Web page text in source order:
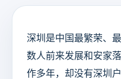
深圳是中国最繁荣、
数人前来发展和安家
作多年，却没有深圳